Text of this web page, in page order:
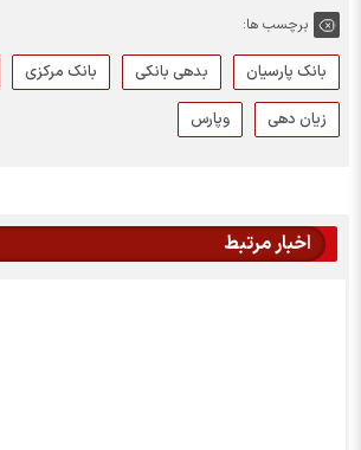
برچسب ها:
بانک پارسیان بدهی بانکی بانک مرکزی
زیان دهی
وپارس
اخبار مرتبط